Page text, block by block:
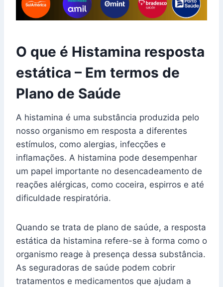
O que é Histamina resposta
estática – Em termos de
Plano de Saúde
A histamina é uma substância produzida pelo
nosso organismo em resposta a diferentes
estímulos, como alergias, infecções e
inflamações. A histamina pode desempenhar
um papel importante no desencadeamento de
reações alérgicas, como coceira, espirros e até
dificuldade respiratória.
Quando se trata de plano de saúde, a resposta
estática da histamina refere-se à forma como o
organismo reage à presença dessa substância.
As seguradoras de saúde podem cobrir
tratamentos e medicamentos que ajudam a